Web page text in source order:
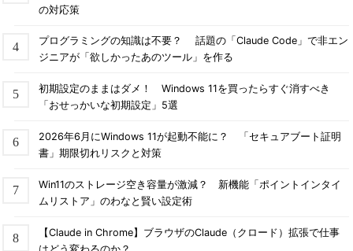
の対応策
プログラミングの知識は不要？ 話題の「Claude Code」で非エン
ジニアが「欲しかったあのツール」を作る
初期設定のままはダメ！ Windows 11を買ったらすぐ消すべき
「おせっかいな初期設定」5選
2026年6月にWindows 11が起動不能に？ 「セキュアブート証明
書」期限切れリスクと対策
Win11のストレージ空き容量が激減？ 新機能「ポイントインタイ
ムリストア」のわなと賢い設定術
【Claude in Chrome】ブラウザのClaude（クロード）拡張で仕事